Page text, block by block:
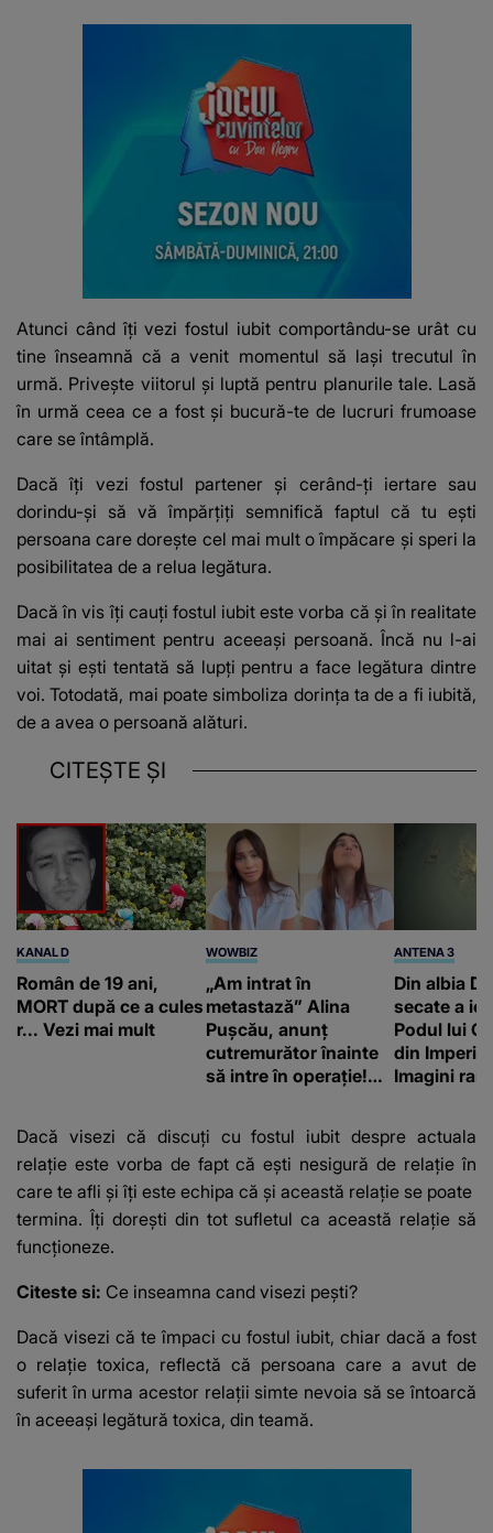
Atunci când îți vezi fostul iubit comportându-se urât cu
tine înseamnă că a venit momentul să lași trecutul în
urmă. Privește viitorul și luptă pentru planurile tale. Lasă
în urmă ceea ce a fost și bucură-te de lucruri frumoase
care se întâmplă.
Dacă îți vezi fostul partener și cerând-ți iertare sau
dorindu-și să vă împărțiți semnifică faptul că tu ești
persoana care dorește cel mai mult o împăcare și speri la
posibilitatea de a relua legătura.
Dacă în vis îți cauți fostul iubit este vorba că și în realitate
mai ai sentiment pentru aceeași persoană. Încă nu l-ai
uitat și ești tentată să lupți pentru a face legătura dintre
voi.Totodată, mai poate simboliza dorința ta de a fi iubită,
de a avea o persoană alături.
CITEȘTE ȘI
KANAL D
Român de 19 ani,
MORT după ce a cules
r... Vezi mai mult
WOWBIZ
„Am intrat în
metastază” Alina
Pușcău, anunț
cutremurător înainte
să intre în operație!
fanilor
ANTENA 3
Din albia
secate a
Podul lui
din
Imagini
Dacă visezi că discuți cu fostul iubit despre actuala
relație este vorba de fapt că ești nesigură de relație în
care te afli și îți este echipa că și această relație se poate
termina. Îți dorești din tot sufletul ca această relație să
funcționeze.
Citeste si: Ce inseamna cand visezi pești?
Dacă visezi că te împaci cu fostul iubit, chiar dacă a fost
o relație toxica, reflectă că persoana care a avut de
suferit în urma acestor relații simte nevoia să se întoarcă
în aceeași legătură toxica, din teamă.